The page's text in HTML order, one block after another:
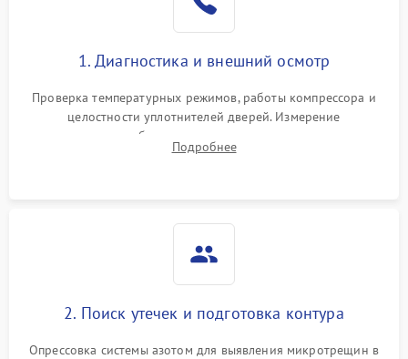
работе
2000 ₽ Подробнее →
1000 ₽
1800 ₽
1. Диагностика и внешний осмотр
Проверка температурных режимов, работы компрессора и
целостности уплотнителей дверей. Измерение
сопротивления обмоток мотора, проверка термостата и
считывание кодов ошибок с электронного дисплея.
Подробнее
2. Поиск утечек и подготовка контура
Опрессовка системы азотом для выявления микротрещин в